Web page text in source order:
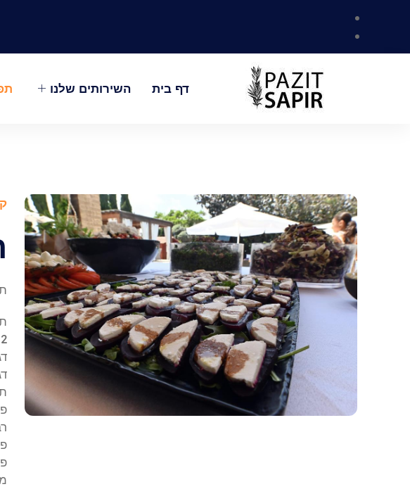
דף בית השירותים שלנו
2 סוגי דגים: